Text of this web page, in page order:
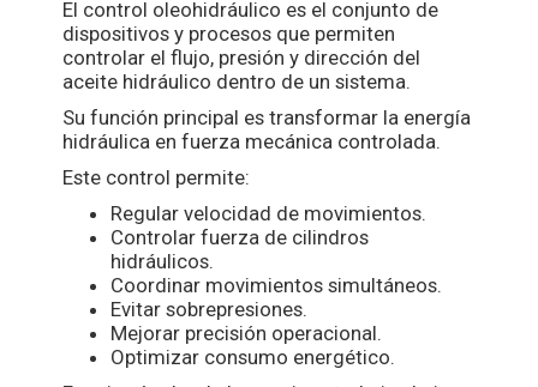
El control oleohidráulico es el conjunto de
dispositivos y procesos que permiten
controlar el flujo, presión y dirección del
aceite hidráulico dentro de un sistema.
Su función principal es transformar la energía
hidráulica en fuerza mecánica controlada.
Este control permite:
Regular velocidad de movimientos.
Controlar fuerza de cilindros
hidráulicos.
Coordinar movimientos simultáneos.
Evitar sobrepresiones.
Mejorar precisión operacional.
Optimizar consumo energético.